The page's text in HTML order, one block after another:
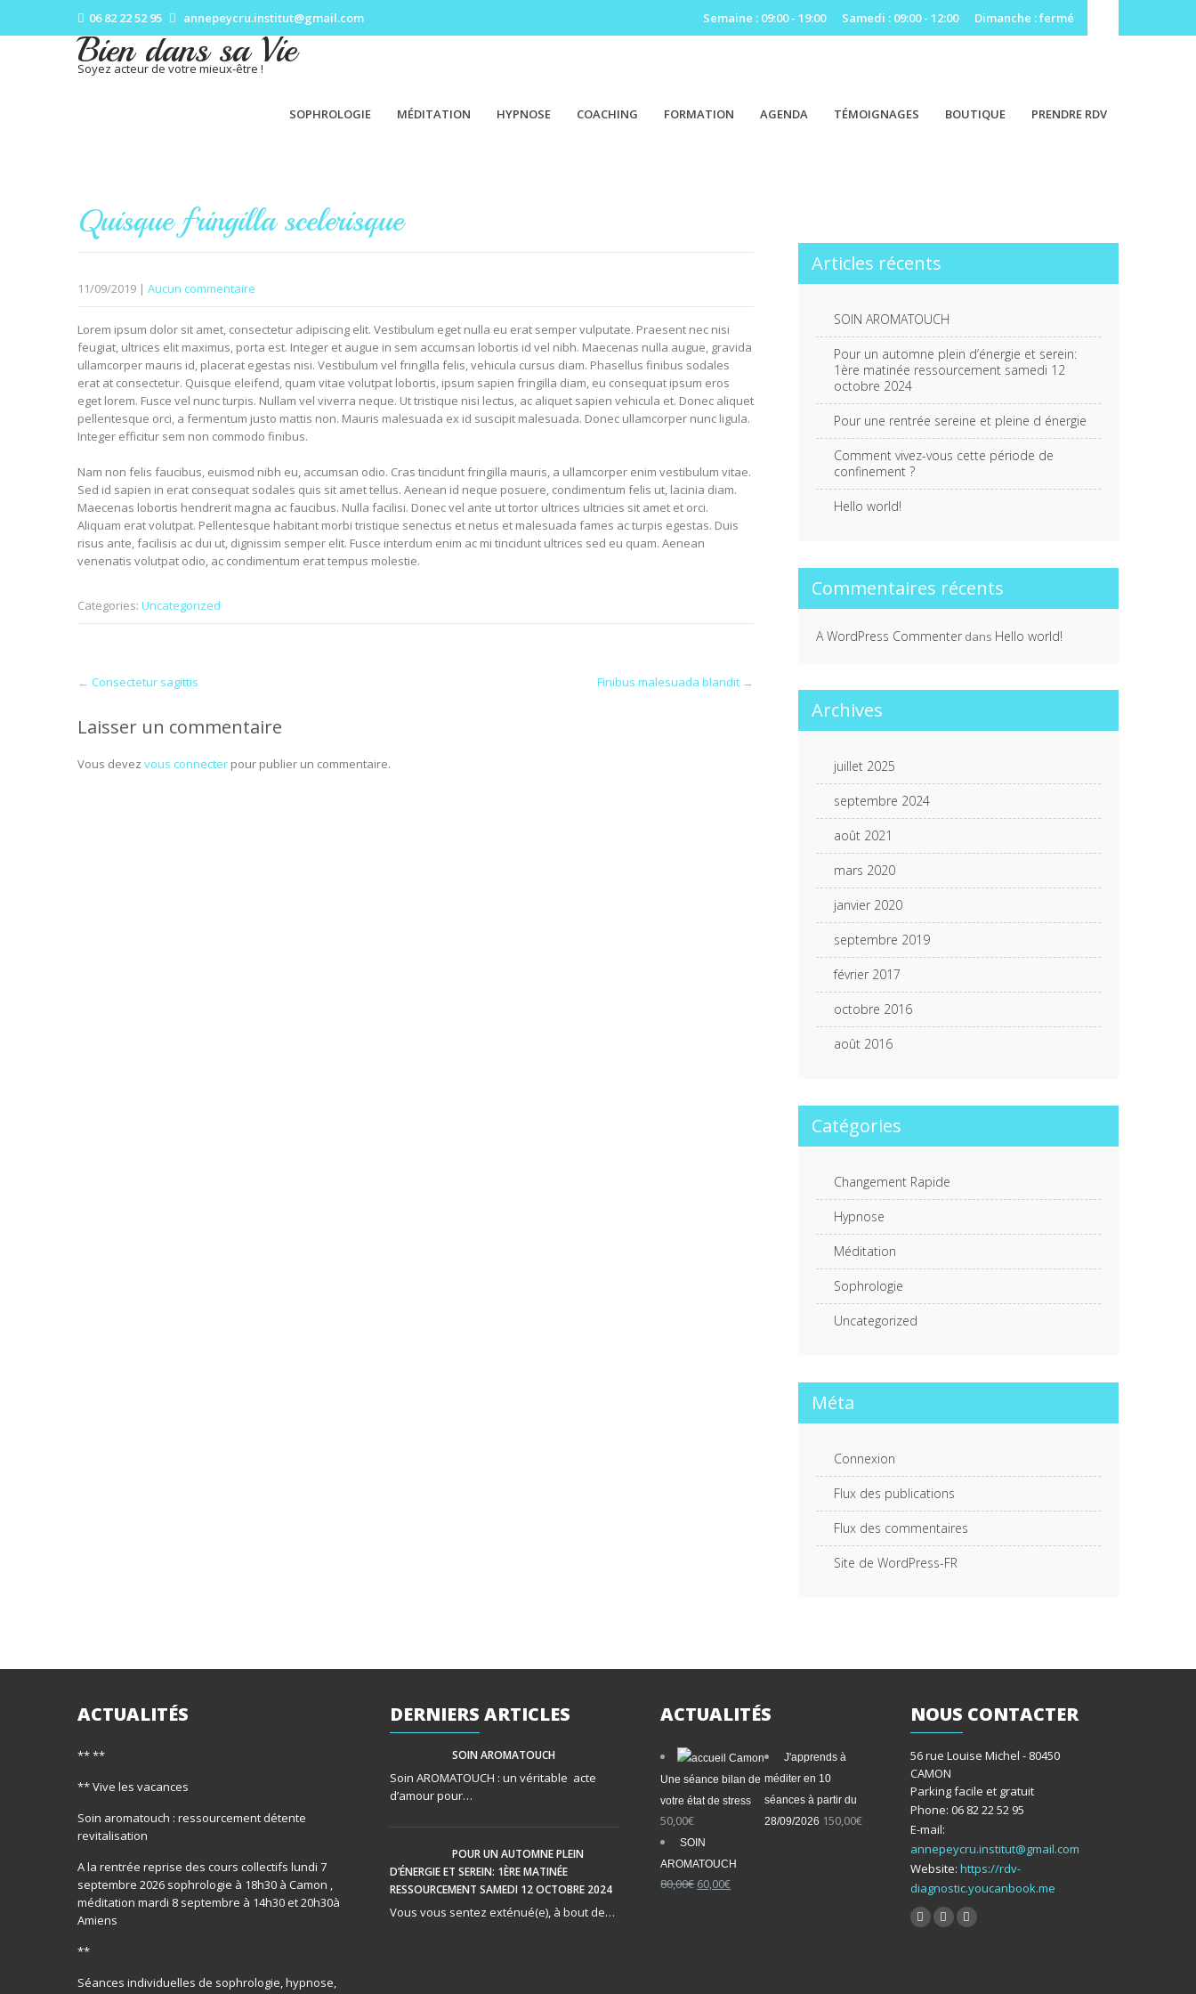
06 82 22 52 95 annepeycru.institut@gmail.com Semaine : 09:00 - 19:00 Samedi : 09:00 - 12:00 Dimanche : fermé
Bien dans sa Vie
Soyez acteur de votre mieux-être !
SOPHROLOGIE MÉDITATION HYPNOSE COACHING FORMATION AGENDA TÉMOIGNAGES BOUTIQUE PRENDRE RDV
Quisque fringilla scelerisque
11/09/2019 | Aucun commentaire
Lorem ipsum dolor sit amet, consectetur adipiscing elit. Vestibulum eget nulla eu erat semper vulputate. Praesent nec nisi
feugiat, ultrices elit maximus, porta est. Integer et augue in sem accumsan lobortis id vel nibh. Maecenas nulla augue, gravida
ullamcorper mauris id, placerat egestas nisi. Vestibulum vel fringilla felis, vehicula cursus diam. Phasellus finibus sodales
erat at consectetur. Quisque eleifend, quam vitae volutpat lobortis, ipsum sapien fringilla diam, eu consequat ipsum eros
eget lorem. Fusce vel nunc turpis. Nullam vel viverra neque. Ut tristique nisi lectus, ac aliquet sapien vehicula et. Donec aliquet
pellentesque orci, a fermentum justo mattis non. Mauris malesuada ex id suscipit malesuada. Donec ullamcorper nunc ligula.
Integer efficitur sem non commodo finibus.
Nam non felis faucibus, euismod nibh eu, accumsan odio. Cras tincidunt fringilla mauris, a ullamcorper enim vestibulum vitae.
Sed id sapien in erat consequat sodales quis sit amet tellus. Aenean id neque posuere, condimentum felis ut, lacinia diam.
Maecenas lobortis hendrerit magna ac faucibus. Nulla facilisi. Donec vel ante ut tortor ultrices ultricies sit amet et orci.
Aliquam erat volutpat. Pellentesque habitant morbi tristique senectus et netus et malesuada fames ac turpis egestas. Duis
risus ante, facilisis ac dui ut, dignissim semper elit. Fusce interdum enim ac mi tincidunt ultrices sed eu quam. Aenean
venenatis volutpat odio, ac condimentum erat tempus molestie.
Categories: Uncategorized
Post
navigation
← Consectetur sagittis Finibus malesuada blandit →
Laisser un commentaire
Vous devez vous connecter pour publier un commentaire.
Articles récents
SOIN AROMATOUCH
Pour un automne plein d’énergie et serein:
1ère matinée ressourcement samedi 12
octobre 2024
Pour une rentrée sereine et pleine d énergie
Comment vivez-vous cette période de
confinement ?
Hello world!
Commentaires récents
A WordPress Commenter dans Hello world!
Archives
juillet 2025
septembre 2024
août 2021
mars 2020
janvier 2020
septembre 2019
février 2017
octobre 2016
août 2016
Catégories
Changement Rapide
Hypnose
Méditation
Sophrologie
Uncategorized
Méta
Connexion
Flux des publications
Flux des commentaires
Site de WordPress-FR
ACTUALITÉS
** **
** Vive les vacances
Soin aromatouch : ressourcement détente
revitalisation
A la rentrée reprise des cours collectifs lundi 7
septembre 2026 sophrologie à 18h30 à Camon ,
méditation mardi 8 septembre à 14h30 et 20h30à
Amiens
**
Séances individuelles de sophrologie, hypnose,
DERNIERS ARTICLES
SOIN AROMATOUCH
Soin AROMATOUCH : un véritable acte
d’amour pour…
POUR UN AUTOMNE PLEIN
D’ÉNERGIE ET SEREIN: 1ÈRE MATINÉE
RESSOURCEMENT SAMEDI 12 OCTOBRE 2024
Vous vous sentez exténué(e), à bout de…
ACTUALITÉS
Une séance bilan de
votre état de stress
50,00€
J'apprends à
méditer en 10
séances à partir du
28/09/2026 150,00€
SOIN
AROMATOUCH
80,00€ Le
60,00€Le
NOUS CONTACTER
56 rue Louise Michel - 80450
CAMON
Parking facile et gratuit
Phone: 06 82 22 52 95
E-mail:
annepeycru.institut@gmail.com
Website: https://rdv-
diagnostic.youcanbook.me